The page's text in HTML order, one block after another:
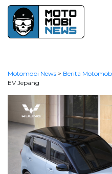
Motomobi News > Berita
EV Jepang